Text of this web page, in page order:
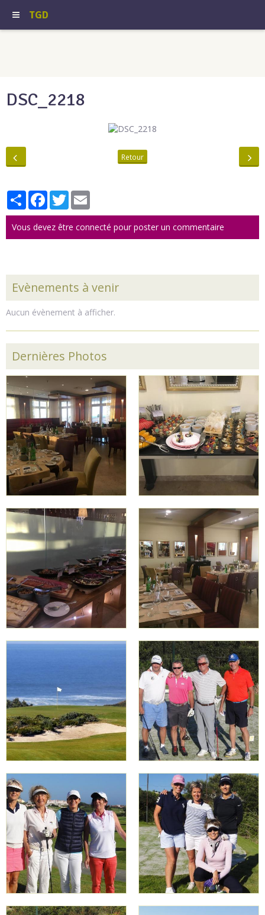
TGD
DSC_2218
Retour
PartagerFacebook
Twitter
Vous devez être connecté pour poster un commentaire
Evènements à venir
Aucun évènement à afficher.
Dernières Photos